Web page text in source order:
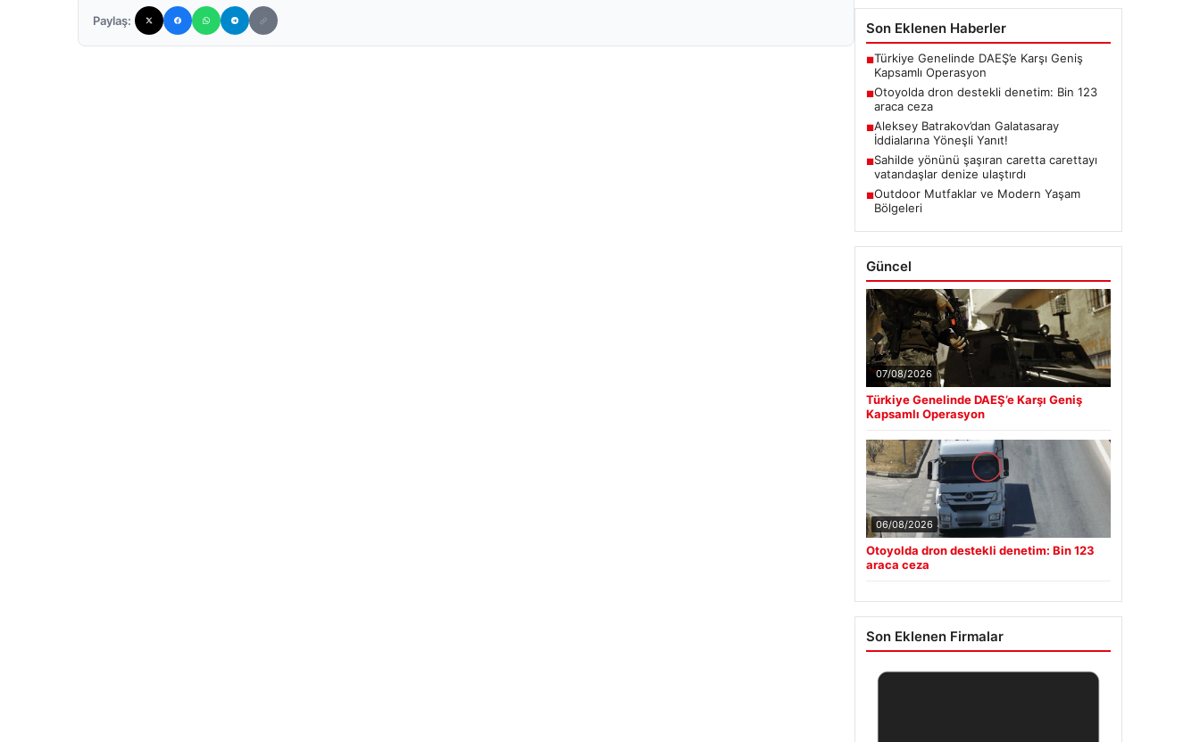
Paylaş: Son Eklenen Haberler
■Türkiye Genelinde DAEŞ’e Karşı Geniş
Kapsamlı Operasyon
■Otoyolda dron destekli denetim: Bin 123
araca ceza
■Aleksey Batrakov’dan Galatasaray
İddialarına Yöneşli Yanıt!
■Sahilde yönünü şaşıran caretta carettayı
vatandaşlar denize ulaştırdı
■Outdoor Mutfaklar ve Modern Yaşam
Bölgeleri
Güncel
07/08/2026
Türkiye Genelinde DAEŞ’e Karşı Geniş
Kapsamlı Operasyon
06/08/2026
Otoyolda dron destekli denetim: Bin 123
araca ceza
Son Eklenen Firmalar